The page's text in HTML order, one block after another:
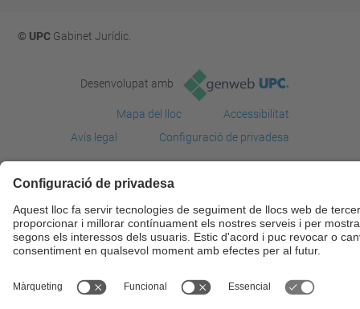
© UPCGabinet Jurí­dic.
Desenvolupat amb
Mapa del lloc
Accessibilitat
Avís legal
Configuració de privadesa